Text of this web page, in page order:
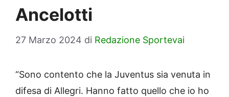
Ancelotti
27 Marzo 2024 di Redazione Sportevai
“Sono contento che la Juventus sia venuta in
difesa di Allegri. Hanno fatto quello che io ho